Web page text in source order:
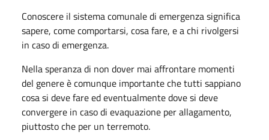
Conoscere il sistema comunale di emergenza significa
sapere, come comportarsi, cosa fare, e a chi rivolgersi
in caso di emergenza.
Nella speranza di non dover mai affrontare momenti
del genere è comunque importante che tutti sappiano
cosa si deve fare ed eventualmente dove si deve
convergere in caso di evaquazione per allagamento,
piuttosto che per un terremoto.